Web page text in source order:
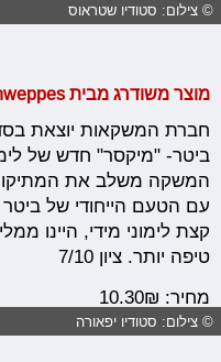
© צילום: סטודיו שטראוס
מוצר משודרג מבית
חברת המשקאות יוצאת
ביטר- "מיקסר" חדש של
המשקה משלב את המתיקות
עם הטעם הייחודי של
קצת לימוני מידי, היינו
טיפה יותר. ציון 7/10
מחיר: 10.30₪
© צילום: סטודיו יפאורה